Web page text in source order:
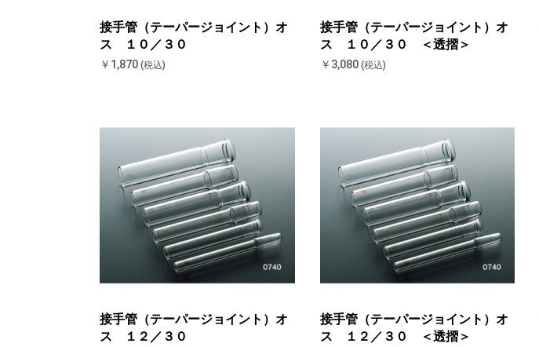
接手管（テーパージョイント）オ
ス １０／３０
￥1,870 (税込)
接手管（テーパージョイント）オ
ス １０／３０ ＜透摺＞
￥3,080 (税込)
接手管（テーパージョイント）オ
ス １２／３０
接手管（テーパージョイント）オ
ス １２／３０ ＜透摺＞